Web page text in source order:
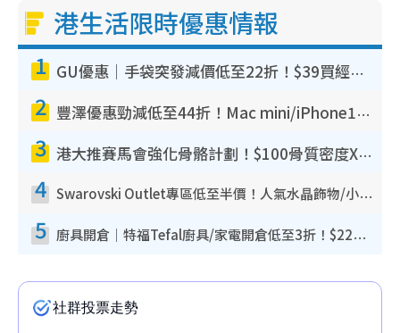
港生活限時優惠情報
1 GU優惠｜手袋突發減價低至22折！$39買經典波士頓包/餃子袋！飾物同步減價$29起！
2 豐澤優惠勁減低至44折！Mac mini/iPhone17Pro大減價！廚房家電$220起
3 港大推賽馬會強化骨骼計劃！$100骨質密度X光檢查 完成免費運動訓練送超市禮券！附參加資格
4 Swarovski Outlet專區低至半價！人氣水晶飾物/小擺設$138起！迪士尼款/水晶高跟鞋都有平
5 廚具開倉｜特福Tefal廚具/家電開倉低至3折！$220起買平底鍋/炒鑊/湯煲！電飯煲/吸塵機/燙斗$418起